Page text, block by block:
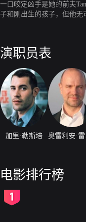
一口咬定凶手是她的前夫
子和刚出生的孩子，但他无
演职员表
加里·勒斯培
电影排行榜